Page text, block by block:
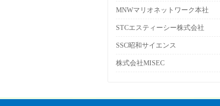
MNWマリオネットワーク本社
STCエスティーシー株式会社
SSC昭和サイエンス
株式会社MISEC